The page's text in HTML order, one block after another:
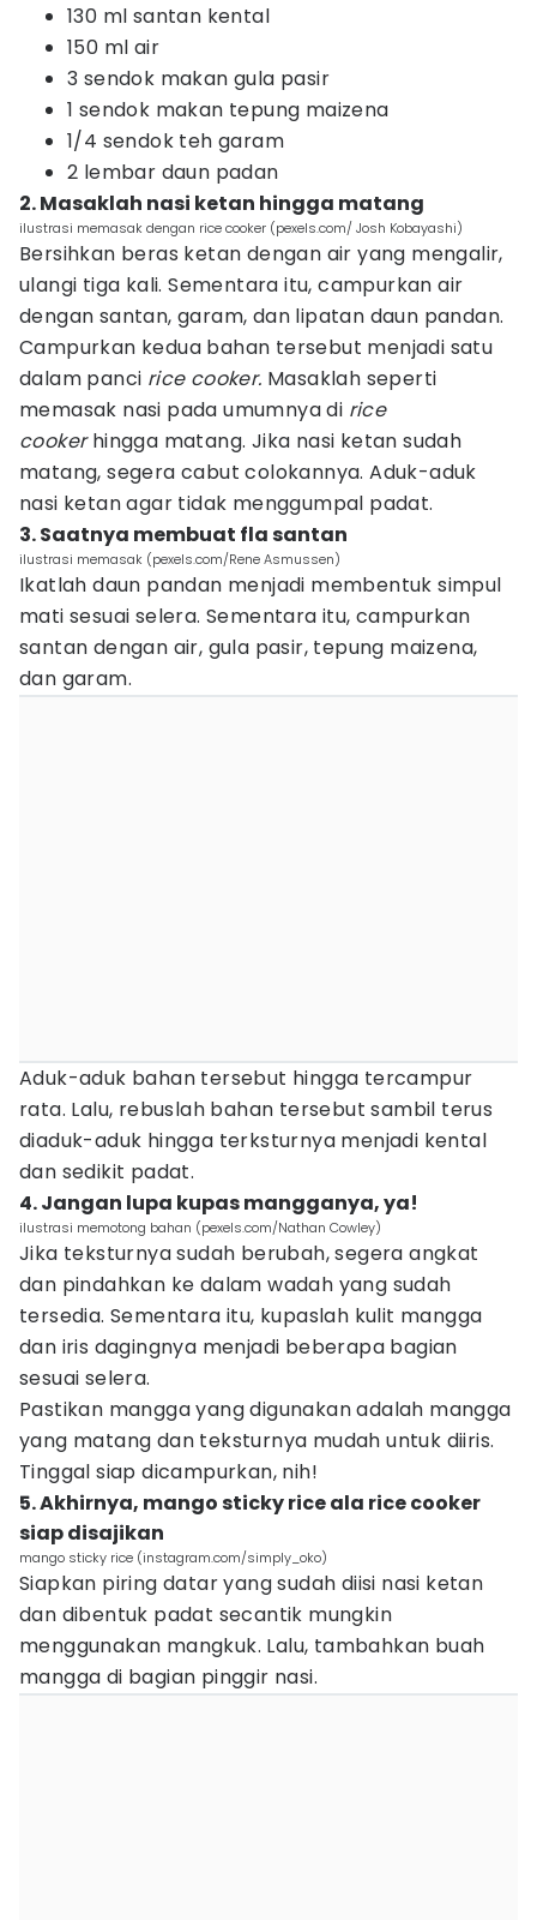
130 ml santan kental
150 ml air
3 sendok makan gula pasir
1 sendok makan tepung maizena
1/4 sendok teh garam
2 lembar daun padan
2. Masaklah nasi ketan hingga matang
ilustrasi memasak dengan rice cooker (pexels.com/ Josh Kobayashi)
Bersihkan beras ketan dengan air yang mengalir,
ulangi tiga kali. Sementara itu, campurkan air
dengan santan, garam, dan lipatan daun pandan.
Campurkan kedua bahan tersebut menjadi satu
dalam panci rice cooker. Masaklah seperti
memasak nasi pada umumnya di rice
cookerhingga matang. Jika nasi ketan sudah
matang, segera cabut colokannya. Aduk-aduk
nasi ketan agar tidak menggumpal padat.
3. Saatnya membuat fla santan
ilustrasi memasak (pexels.com/Rene Asmussen)
Ikatlah daun pandan menjadi membentuk simpul
mati sesuai selera. Sementara itu, campurkan
santan dengan air, gula pasir, tepung maizena,
dan garam.
Aduk-aduk bahan tersebut hingga tercampur
rata. Lalu, rebuslah bahan tersebut sambil terus
diaduk-aduk hingga terksturnya menjadi kental
dan sedikit padat.
4. Jangan lupa kupas mangganya, ya!
ilustrasi memotong bahan (pexels.com/Nathan Cowley)
Jika teksturnya sudah berubah, segera angkat
dan pindahkan ke dalam wadah yang sudah
tersedia. Sementara itu, kupaslah kulit mangga
dan iris dagingnya menjadi beberapa bagian
sesuai selera.
Pastikan mangga yang digunakan adalah mangga
yang matang dan teksturnya mudah untuk diiris.
Tinggal siap dicampurkan, nih!
5. Akhirnya, mango sticky rice ala rice cooker
siap disajikan
mango sticky rice (instagram.com/simply_oko)
Siapkan piring datar yang sudah diisi nasi ketan
dan dibentuk padat secantik mungkin
menggunakan mangkuk. Lalu, tambahkan buah
mangga di bagian pinggir nasi.